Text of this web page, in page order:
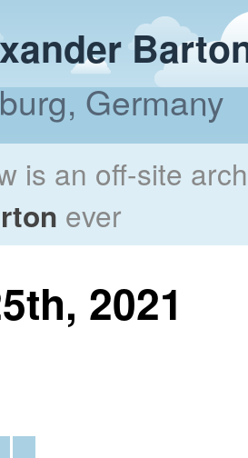
Germany
is an off-site
ever
2021